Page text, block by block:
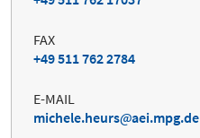
FAX
+49 511 762 2784
E-MAIL
michele.heurs
aei.mpg.de